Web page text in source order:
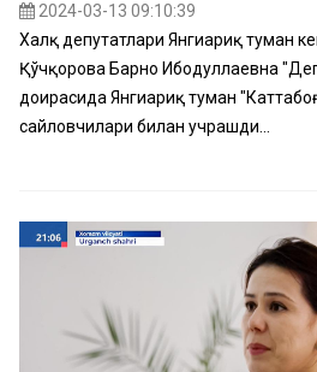
2024-03-13 09:10:39
Халқ депутатлари Янгиариқ туман
Қўчқорова Барно Ибодуллаевна
доирасида Янгиариқ туман
сайловчилари билан учрашди...